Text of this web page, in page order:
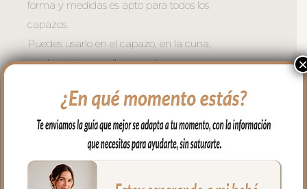
forma y medidas es apto para todos los
capazos.
Puedes usarlo en el capazo, en la cuna,
en el moisés, para llevar en brazos…
en la zona de cabecita con capucha,
apto para todo tipo de capazos.
En los laterales va cerrado con botones y
en la parte de abajo con cremallera para
mayor seguridad.
×